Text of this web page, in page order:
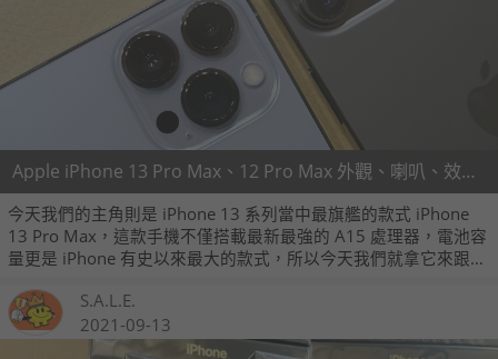
Apple iPhone 13 Pro Max、12 Pro Max 外觀、喇叭、效能、續航、相機實測比較
今天我們的主角則是 iPhone 13 系列當中最旗艦的款式 iPhone
13 Pro Max，這款手機不僅搭載最新最強的 A15 處理器，電池容
量更是 iPhone 有史以來最大的款式，所以今天我們就拿它來跟上
更清楚了解新一代機種的進化。
S.A.L.E.
2021-09-13